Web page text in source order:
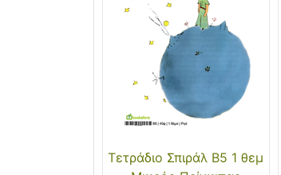
Τετράδιο Σπιράλ Β5 1 θεμ